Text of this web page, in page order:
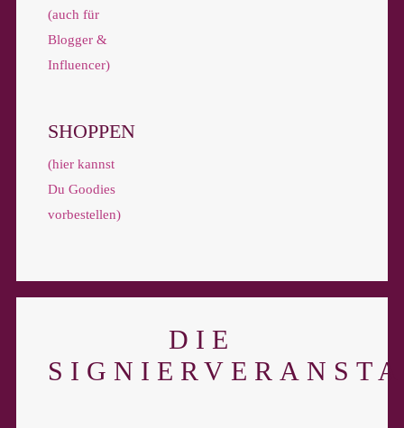
(auch für
Blogger &
Influencer)
SHOPPEN
(hier kannst
Du Goodies
vorbestellen)
DIE